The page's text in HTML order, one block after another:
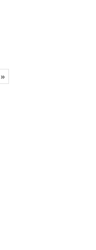
»